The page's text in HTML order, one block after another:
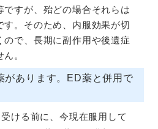
ですが、殆どの場合それらは
す。そのため、内服効果が切
ので、長期に副作用や後遺症
。
があります。ED薬と併用で
ける前に、今現在服用して